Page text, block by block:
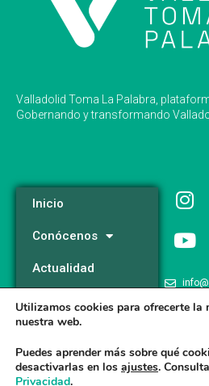
Valladolid Toma La Palabra,
Gobernando y transformando
Inicio
Conócenos
Actualidad
Programa
+34
Utilizamos cookies para ofrecerte la
nuestra web.
Puedes aprender más sobre qué
desactivarlas en los ajustes.
Privacidad.